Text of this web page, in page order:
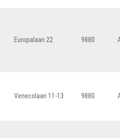
Europalaan 22 9880
Venecolaan 11-13 9880